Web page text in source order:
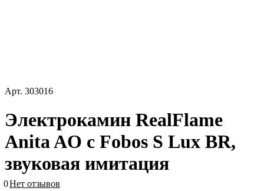
Арт. 303016
Электрокамин RealFlame
Anita AO с Fobos S Lux BR,
звуковая имитация
0Нет отзывов